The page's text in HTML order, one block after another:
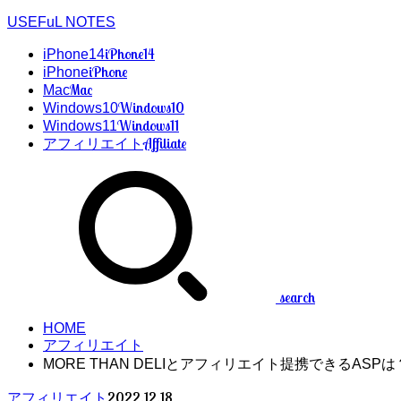
USEFuL NOTES
iPhone14iPhone14
iPhoneiPhone
MacMac
Windows10Windows10
Windows11Windows11
アフィリエイトAffiliate
search
HOME
アフィリエイト
MORE THAN DELIとアフィリエイト提携できるASPは
アフィリエイト 2022.12.18